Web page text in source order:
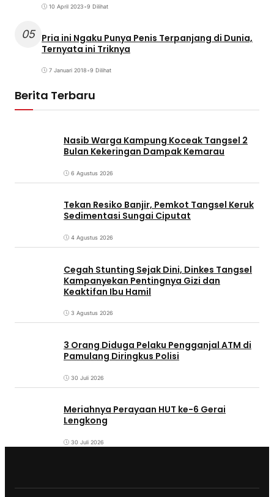
10 April 2023•9 Dilihat
05 Pria ini Ngaku Punya Penis Terpanjang di Dunia,
Ternyata ini Triknya
7 Januari 2018•9 Dilihat
Berita Terbaru
Nasib Warga Kampung Koceak Tangsel 2
Bulan Kekeringan Dampak Kemarau
6 Agustus 2026
Tekan Resiko Banjir, Pemkot Tangsel Keruk
Sedimentasi Sungai Ciputat
4 Agustus 2026
Cegah Stunting Sejak Dini, Dinkes Tangsel
Kampanyekan Pentingnya Gizi dan
Keaktifan Ibu Hamil
3 Agustus 2026
3 Orang Diduga Pelaku Pengganjal ATM di
Pamulang Diringkus Polisi
30 Juli 2026
Meriahnya Perayaan HUT ke-6 Gerai
Lengkong
30 Juli 2026